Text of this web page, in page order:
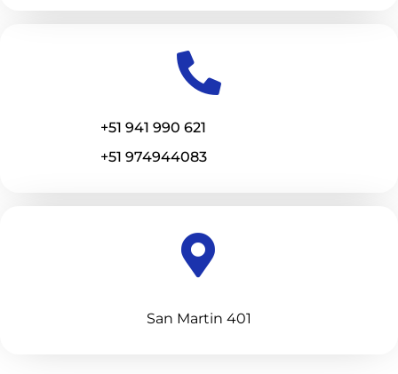
+51 941 990 621
+51 974944083
San Martin 401